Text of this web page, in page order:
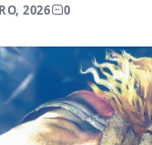
2026 0